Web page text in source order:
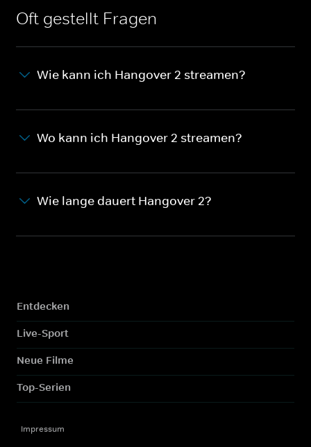
Oft gestellt Fragen
Wie kann ich Hangover 2 streamen?
Wo kann ich Hangover 2 streamen?
Wie lange dauert Hangover 2?
Entdecken
Live-Sport
Neue Filme
Top-Serien
Impressum